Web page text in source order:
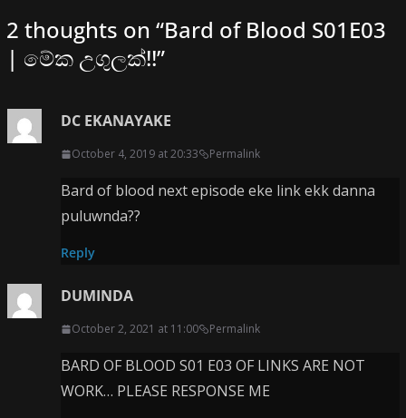
2 thoughts on “Bard of Blood S01E03
| මේක උගුලක්!!”
DC EKANAYAKE
October 4, 2019 at 20:33 Permalink
Bard of blood next episode eke link ekk danna
puluwnda??
Reply
DUMINDA
October 2, 2021 at 11:00 Permalink
BARD OF BLOOD S01 E03 OF LINKS ARE NOT
WORK… PLEASE RESPONSE ME